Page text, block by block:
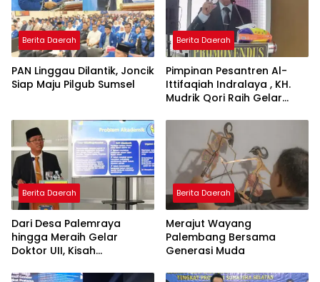
Berita Daerah
PAN Linggau Dilantik, Joncik
Siap Maju Pilgub Sumsel
Berita Daerah
Pimpinan Pesantren Al-
Ittifaqiah Indralaya , KH.
Mudrik Qori Raih Gelar
Model Pembelajaran
Nagham Al-Qur’an di UMM
Berita Daerah
Dari Desa Palemraya
hingga Meraih Gelar
Doktor UII, Kisah
Yogyakarta yang Pernah
Berita Daerah
Merajut Wayang
Palembang Bersama
Generasi Muda